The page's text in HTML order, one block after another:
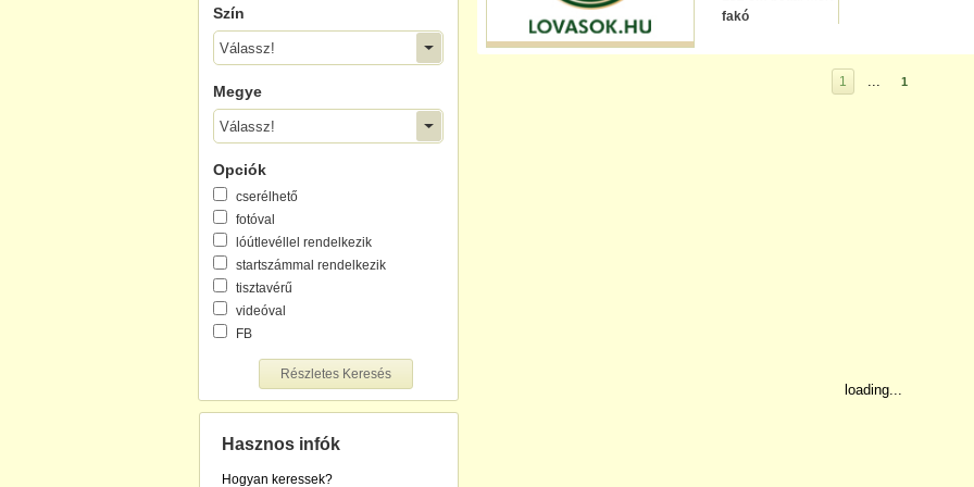
Szín
Válassz!
Megye
Válassz!
Opciók
cserélhető
fotóval
lóútlevéllel rendelkezik
startszámmal rendelkezik
tisztavérű
videóval
FB
Részletes Keresés
Hasznos infók
Hogyan keressek?
fakó
1 ... 1
loading...